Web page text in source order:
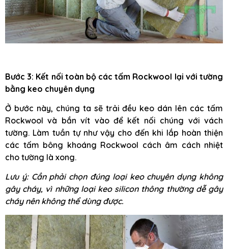
Bước 3: Kết nối toàn bộ các tấm Rockwool lại với tường
bằng keo chuyên dụng
Ở bước này, chúng ta sẽ trải đều keo dán lên các tấm
Rockwool và bắn vít vào để kết nối chúng với vách
tường. Làm tuần tự như vậy cho đến khi lắp hoàn thiện
các tấm bông khoáng Rockwool cách âm cách nhiệt
cho tường là xong.
Lưu ý: Cần phải chọn đúng loại keo chuyên dụng không
gây cháy, vì những loại keo silicon thông thường dễ gây
cháy nên không thể dùng được.